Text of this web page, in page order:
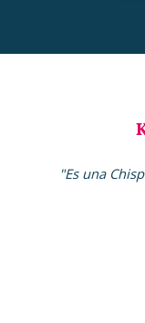
"Es una